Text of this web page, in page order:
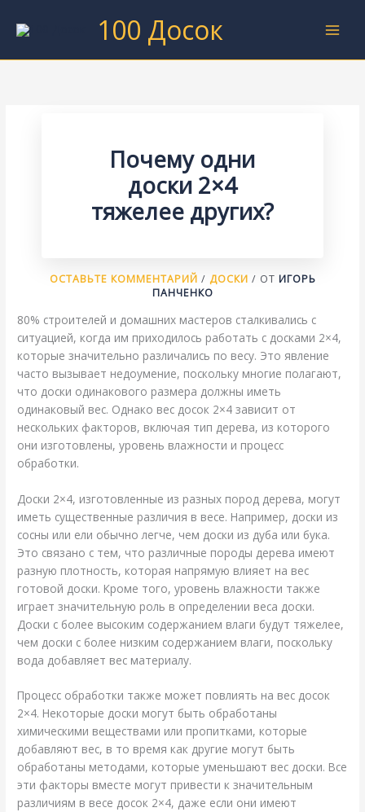
100 Досок
Почему одни
доски 2×4
тяжелее других?
ОСТАВЬТЕ КОММЕНТАРИЙ / ДОСКИ / ОТ ИГОРЬ
ПАНЧЕНКО
80% строителей и домашних мастеров сталкивались с
ситуацией, когда им приходилось работать с досками 2×4,
которые значительно различались по весу. Это явление
часто вызывает недоумение, поскольку многие полагают,
что доски одинакового размера должны иметь
одинаковый вес. Однако вес досок 2×4 зависит от
нескольких факторов, включая тип дерева, из которого
они изготовлены, уровень влажности и процесс
обработки.
Доски 2×4, изготовленные из разных пород дерева, могут
иметь существенные различия в весе. Например, доски из
сосны или ели обычно легче, чем доски из дуба или бука.
Это связано с тем, что различные породы дерева имеют
разную плотность, которая напрямую влияет на вес
готовой доски. Кроме того, уровень влажности также
играет значительную роль в определении веса доски.
Доски с более высоким содержанием влаги будут тяжелее,
чем доски с более низким содержанием влаги, поскольку
вода добавляет вес материалу.
Процесс обработки также может повлиять на вес досок
2×4. Некоторые доски могут быть обработаны
химическими веществами или пропитками, которые
добавляют вес, в то время как другие могут быть
обработаны методами, которые уменьшают вес доски. Все
эти факторы вместе могут привести к значительным
различиям в весе досок 2×4, даже если они имеют